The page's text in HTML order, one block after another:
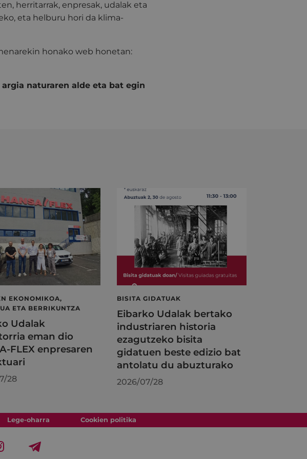
herritarrak, enpresak, udalak eta
eta helburu hori da klima-
honako web honetan:
argia naturaren alde eta bat egin
EKONOMIKOA,
ETA BERRIKUNTZA
Udalak
eman dio
FLEX enpresaren
28
BISITA GIDATUAK
Eibarko Udalak bertako
industriaren historia
ezagutzeko bisita
gidatuen beste edizio bat
antolatu du abuzturako
2026/07/28
Lege-oharra Cookien politika